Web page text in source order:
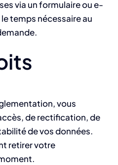
via un formulaire ou e-
temps nécessaire au
vous
de rectification, de
de vos données.
retirer votre